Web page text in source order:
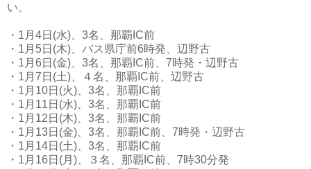
い。
・1月4日(水)、3名、那覇IC前
・1月5日(木)、バス県庁前6時発、辺野古
・1月6日(金)、3名、那覇IC前、7時発・辺野古
・1月7日(土)、４名、那覇IC前、辺野古
・1月10日(火)、3名、那覇IC前
・1月11日(水)、3名、那覇IC前
・1月12日(木)、3名、那覇IC前
・1月13日(金)、3名、那覇IC前、7時発・辺野古
・1月14日(土)、3名、那覇IC前
・1月16日(月)、３名、那覇IC前、7時30分発